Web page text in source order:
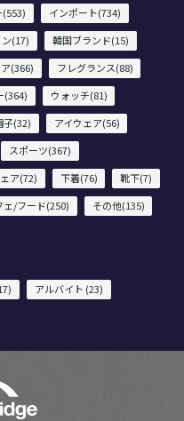
(553)
インポート(734)
(17)
韓国ブランド(15)
(366)
フレグランス(88)
(364)
ウォッチ(81)
子(32)
アイウェア(56)
スポーツ(367)
ア(72) 下着(76)
靴下(7)
ェ/フード(250) その他(135)
アルバイト (23)